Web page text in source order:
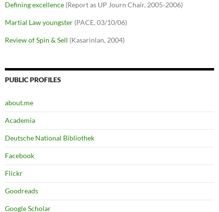
Defining excellence (Report as UP Journ Chair, 2005-2006)
Martial Law youngster (PACE, 03/10/06)
Review of Spin & Sell (Kasarinlan, 2004)
PUBLIC PROFILES
about.me
Academia
Deutsche National Bibliothek
Facebook
Flickr
Goodreads
Google Scholar